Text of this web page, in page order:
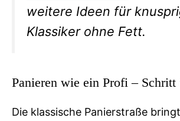
weitere Ideen für
Klassiker ohne Fett.
Panieren wie ein Profi –
Die klassische Panierstraße